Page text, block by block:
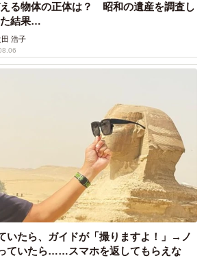
る物体の正体は？ 昭和の遺産を調査し
結果…
田 浩子
いたら、ガイドが「撮りますよ！」→ノ
ていたら……スマホを返してもらえな